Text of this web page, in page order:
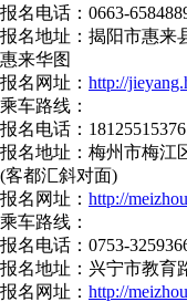
报名电话：0663-
报名地址：揭阳市惠来
惠来华图
报名网址： http://
乘车路线：
报名电话：
报名地址：梅州市梅江
(客都汇斜对面)
报名网址： http://
乘车路线：
报名电话：0753-
报名地址：兴宁市教育
报名网址： http://